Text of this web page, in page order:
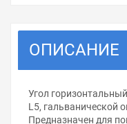
ОПИСАНИЕ
Угол
L5, гальванической
Предназначен для